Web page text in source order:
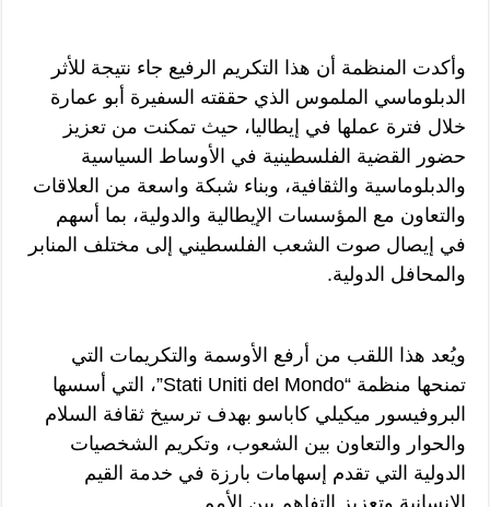
وأكدت المنظمة أن هذا التكريم الرفيع جاء نتيجة للأثر
الدبلوماسي الملموس الذي حققته السفيرة أبو عمارة
خلال فترة عملها في إيطاليا، حيث تمكنت من تعزيز
حضور القضية الفلسطينية في الأوساط السياسية
والدبلوماسية والثقافية، وبناء شبكة واسعة من العلاقات
والتعاون مع المؤسسات الإيطالية والدولية، بما أسهم
في إيصال صوت الشعب الفلسطيني إلى مختلف المنابر
والمحافل الدولية.
ويُعد هذا اللقب من أرفع الأوسمة والتكريمات التي
تمنحها منظمة “Stati Uniti del Mondo”، التي أسسها
البروفيسور ميكيلي كاباسو بهدف ترسيخ ثقافة السلام
والحوار والتعاون بين الشعوب، وتكريم الشخصيات
الدولية التي تقدم إسهامات بارزة في خدمة القيم